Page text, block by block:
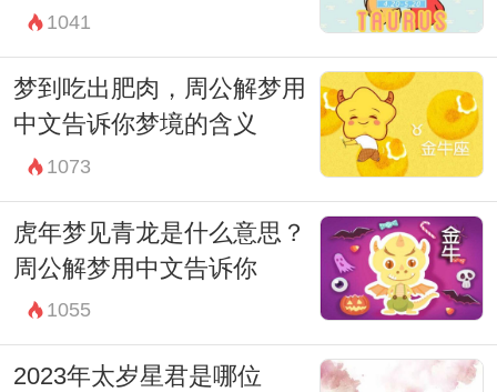
1041
梦到吃出肥肉，周公解梦用
中文告诉你梦境的含义
1073
虎年梦见青龙是什么意思？
周公解梦用中文告诉你
1055
2023年太岁星君是哪位